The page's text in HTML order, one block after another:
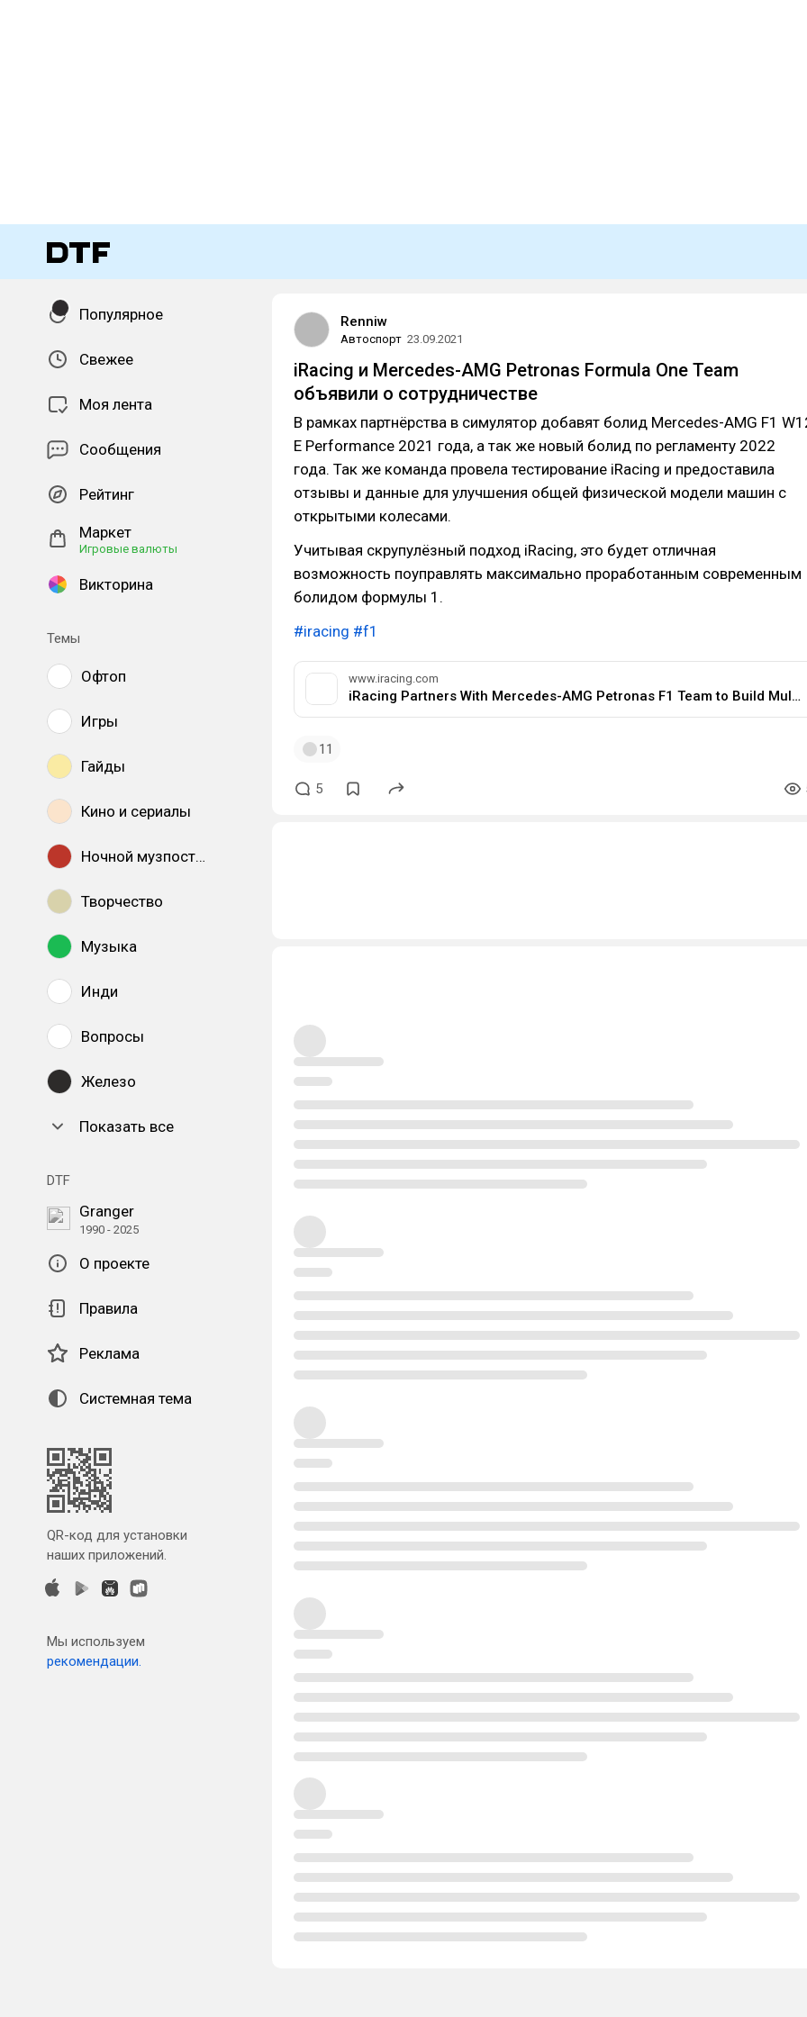
Популярное
Свежее
Моя лента
Сообщения
Рейтинг
Маркет
Игровые валюты
Викторина
Темы
Офтоп
Игры
Гайды
Кино и сериалы
Ночной музпостинг
Творчество
Музыка
Инди
Вопросы
Железо
Показать все
DTF
Granger
1990 - 2025
О проекте
Правила
Реклама
Системная тема
QR-код для установки
наших приложений.
Мы используем
рекомендации.
Renniw
Автоспорт 23.09.2021
iRacing и Mercedes-AMG Petronas Formula One Team
объявили о сотрудничестве
В рамках партнёрства в симулятор добавят болид Mercedes-AMG F1
E Performance 2021 года, а так же новый болид по регламенту 2022
года. Так же команда провела тестирование iRacing и предоставила
отзывы и данные для улучшения общей физической модели машин с
открытыми колесами.
Учитывая скрупулёзный подход iRacing, это будет отличная
возможность поуправлять максимально проработанным современным
болидом формулы 1.
#iracing #f1
www.iracing.com
iRacing Partners With Mercedes-AMG Petronas F1 Team to Build Multiple World-Class Racing Vehicles - iRacing.com
11
5